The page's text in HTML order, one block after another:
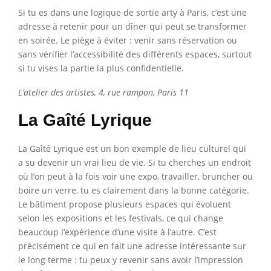
Si tu es dans une logique de sortie arty à Paris, c’est une
adresse à retenir pour un dîner qui peut se transformer
en soirée. Le piège à éviter : venir sans réservation ou
sans vérifier l’accessibilité des différents espaces, surtout
si tu vises la partie la plus confidentielle.
L’atelier des artistes, 4, rue rampon, Paris 11
La Gaîté Lyrique
La Gaîté Lyrique est un bon exemple de lieu culturel qui
a su devenir un vrai lieu de vie. Si tu cherches un endroit
où l’on peut à la fois voir une expo, travailler, bruncher ou
boire un verre, tu es clairement dans la bonne catégorie.
Le bâtiment propose plusieurs espaces qui évoluent
selon les expositions et les festivals, ce qui change
beaucoup l’expérience d’une visite à l’autre. C’est
précisément ce qui en fait une adresse intéressante sur
le long terme : tu peux y revenir sans avoir l’impression